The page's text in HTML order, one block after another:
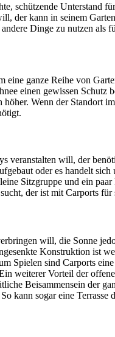
schützende Unterstand
der kann in seinem
Dinge zu nutzen als
eine ganze Reihe von
einen gewissen
Wenn der Standort
veranstalten will, der
oder es handelt
Sitzgruppe und ein
der ist mit Carports
will, die Sonne
Konstruktion ist
Spielen sind Carports
weiterer Vorteil der
Beisammensein der
kann sogar eine Terrasse